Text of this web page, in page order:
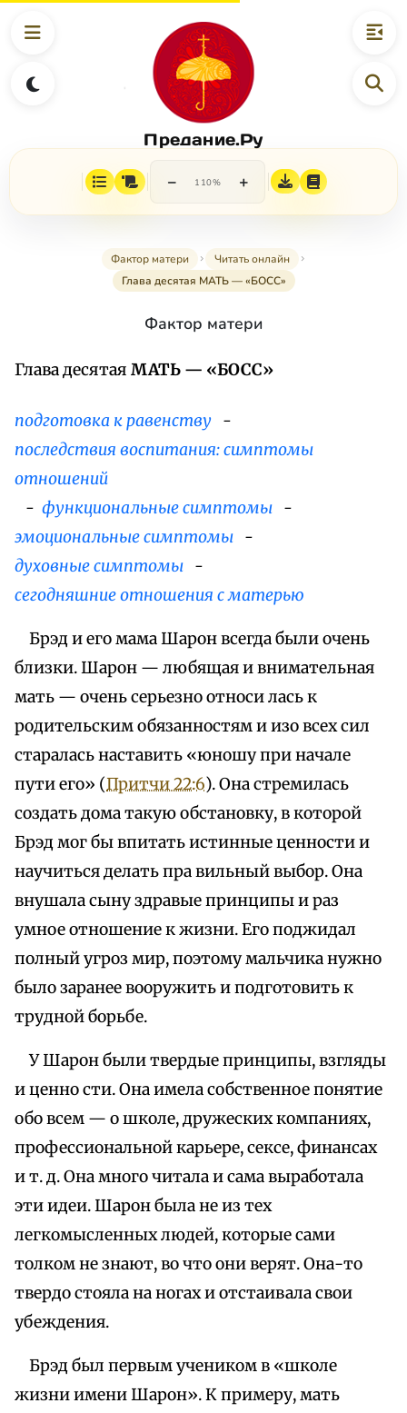
Предание.Ру
− 110% +
Фактор матери
Читать онлайн
Глава десятая МАТЬ — «БОСС»
Фактор матери
Глава десятая МАТЬ — «БОСС»
подготовка к равенству -
последствия воспитания: симптомы
отношений
- функциональные симптомы -
эмоциональные симптомы -
духовные симптомы -
сегодняшние отношения с матерью
Брэд и его мама Шарон всегда были очень
близки. Шарон — любящая и внимательная
мать — очень серьезно относи лась к
родительским обязанностям и изо всех сил
старалась наставить «юношу при начале
пути его» (Притчи 22:6). Она стремилась
создать дома такую обстановку, в которой
Брэд мог бы впитать истинные ценности и
научиться делать пра вильный выбор. Она
внушала сыну здравые принципы и раз
умное отношение к жизни. Его поджидал
полный угроз мир, поэтому мальчика нужно
было заранее вооружить и подготовить к
трудной борьбе.
У Шарон были твердые принципы, взгляды
и ценно сти. Она имела собственное понятие
обо всем — о школе, дружеских компаниях,
профессиональной карьере, сексе, финансах
и т. д. Она много читала и сама выработала
эти идеи. Шарон была не из тех
легкомысленных людей, которые сами
толком не знают, во что они верят. Она-то
твердо стояла на ногах и отстаивала свои
убеждения.
Брэд был первым учеником в «школе
жизни имени Шарон». К примеру, мать